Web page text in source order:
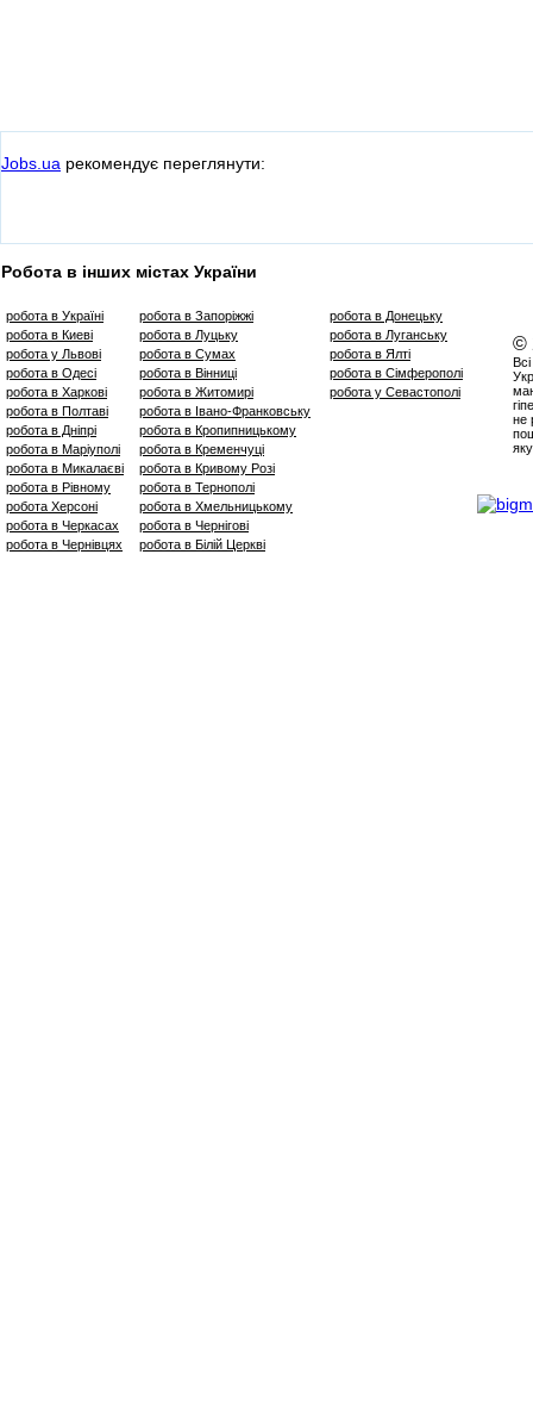
Jobs.ua рекомендує переглянути:
Робота в інших містах України
робота в Україні
робота в Киеві
робота у Львові
робота в Одесі
робота в Харкові
робота в Полтаві
робота в Дніпрі
робота в Маріуполі
робота в Микалаєві
робота в Рівному
робота Херсоні
робота в Черкасах
робота в Чернівцях
робота в Запоріжжі
робота в Луцьку
робота в Сумах
робота в Вінниці
робота в Житомирі
робота в Івано-Франковську
робота в Кропипницькому
робота в Кременчуці
робота в Кривому Розі
робота в Тернополі
робота в Хмельницькому
робота в Чернігові
робота в Білій Церкві
робота в Донецьку
робота в Луганську
робота в Ялті
робота в Сімферополі
робота у Севастополі
©
не